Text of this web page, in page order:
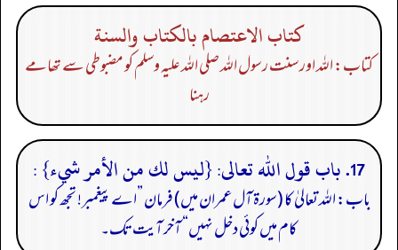
كتاب الاعتصام بالكتاب والسنة
کتاب: اللہ اور سنت رسول اللہ صلی اللہ علیہ وسلم کو مضبوطی سے تھامے
رہنا
17. باب قول الله تعالى: {ليس لك من الأمر شيء} :
باب: اللہ تعالیٰ کا (سورۃ آل عمران میں) فرمان ”اے پیغمبر! تجھ کو اس
کام میں کوئی دخل نہیں“ آخر آیت تک۔